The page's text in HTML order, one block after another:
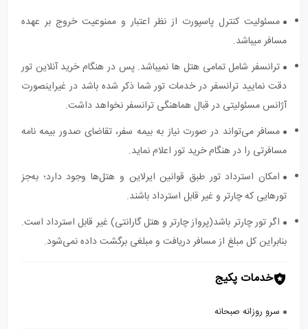
مسئولیت کنترل پاسپورت از نظر اعتبار و ممنوعیت خروج بر عهده
مسافر میباشد.
ترانسفر شامل تمامی هتل ها نمیباشد. پس در هنگام خرید آنلاین تور
دقت نمایید ترانسفر در خدمات تور شما ذکر شده باشد در غیراینصورت
آژانس مسئولیتی در قبال هماهنگی ترانسفر نخواهد داشت.
مسافر می‌تواند در صورت نیاز به بیمه سفر، تقاضای صدور بیمه نامه
مسافرتی را در هنگام خرید تور اعلام نماید.
امکان استرداد تور طبق قوانین ایرلاین و هتل‌ها وجود دارد؛ به‌جز
تورهایی که چارتر و غیر قابل استرداد باشند.
اگر تور چارتر باشد(پرواز چارتر و هتل گارانتی) غیر قابل استرداد است.
بنابراین کل مبلغ از مسافر دریافت و مبلغی برگشت داده نمی‌شود.
خدمات پکیج
سرو روزانه صبحانه